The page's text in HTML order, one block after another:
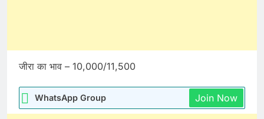
जीरा का भाव – 10,000/11,500
WhatsApp Group Join Now